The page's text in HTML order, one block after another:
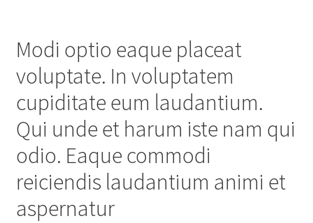
Modi optio eaque placeat
voluptate. In voluptatem
cupiditate eum laudantium.
Qui unde et harum iste nam qui
odio. Eaque commodi
reiciendis laudantium animi et
aspernatur